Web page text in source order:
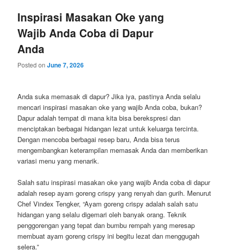
Inspirasi Masakan Oke yang
Wajib Anda Coba di Dapur
Anda
Posted onJune 7, 2026
Anda suka memasak di dapur? Jika iya, pastinya Anda selalu
mencari inspirasi masakan oke yang wajib Anda coba, bukan?
Dapur adalah tempat di mana kita bisa berekspresi dan
menciptakan berbagai hidangan lezat untuk keluarga tercinta.
Dengan mencoba berbagai resep baru, Anda bisa terus
mengembangkan keterampilan memasak Anda dan memberikan
variasi menu yang menarik.
Salah satu inspirasi masakan oke yang wajib Anda coba di dapur
adalah resep ayam goreng crispy yang renyah dan gurih. Menurut
Chef Vindex Tengker, “Ayam goreng crispy adalah salah satu
hidangan yang selalu digemari oleh banyak orang. Teknik
penggorengan yang tepat dan bumbu rempah yang meresap
membuat ayam goreng crispy ini begitu lezat dan menggugah
selera.”